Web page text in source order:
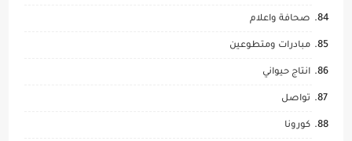
صحافة واعلام
مبادرات ومتطوعين
انتاج حيواني
تواصل
كورونا